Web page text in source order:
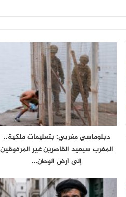
دبلوماسي مغربي: بتعليمات ملكية..
المغرب سيعيد القاصرين غير المرفوقين
إلى أرض الوطن…